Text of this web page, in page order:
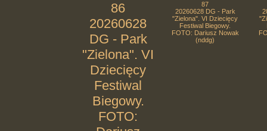
86
20260628
DG - Park
"Zielona". VI
Dziecięcy
Festiwal
Biegowy.
FOTO:
87
20260628 DG - Park
"Zielona". VI Dziecięcy
Festiwal Biegowy.
FOTO: Dariusz Nowak
(nddg)